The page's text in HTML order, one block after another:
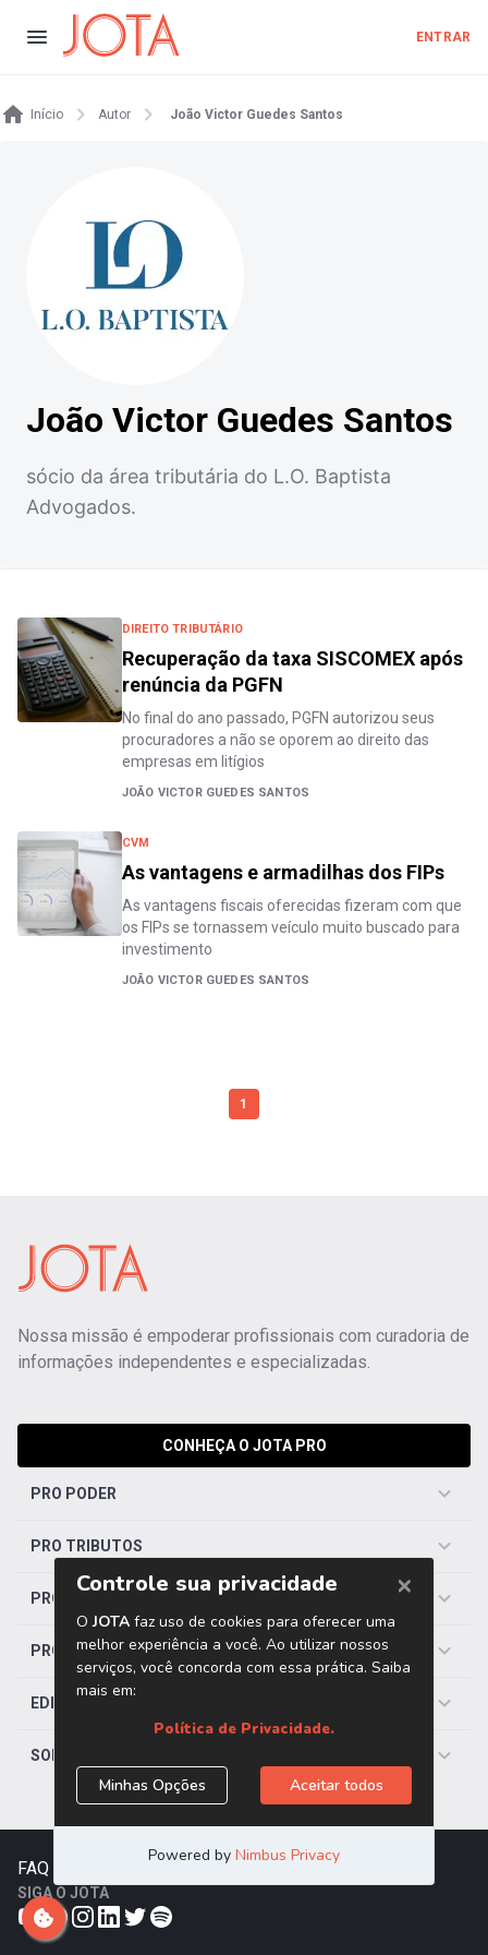
ENTRAR
Início Autor João Victor Guedes Santos
João Victor Guedes Santos
sócio da área tributária do L.O. Baptista
Advogados.
DIREITO TRIBUTÁRIO
Recuperação da taxa SISCOMEX após
renúncia da PGFN
No final do ano passado, PGFN autorizou seus
procuradores a não se oporem ao direito das
empresas em litígios
JOÃO VICTOR GUEDES SANTOS
CVM
As vantagens e armadilhas dos FIPs
As vantagens fiscais oferecidas fizeram com que
os FIPs se tornassem veículo muito buscado para
investimento
JOÃO VICTOR GUEDES SANTOS
1
Nossa missão é empoderar profissionais com curadoria de
informações independentes e especializadas.
CONHEÇA O JOTA PRO
PRO PODER
PRO TRIBUTOS
PRO TRABALHISTA
PRO SAÚDE
EDITORIAS
SOBRE O JOTA
FAQ Trabalhe Conosco
SIGA O JOTA